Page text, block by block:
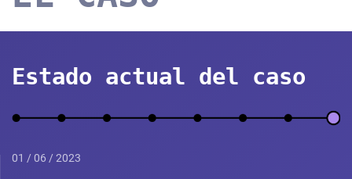
Estado actual del caso
01 / 06 / 2023